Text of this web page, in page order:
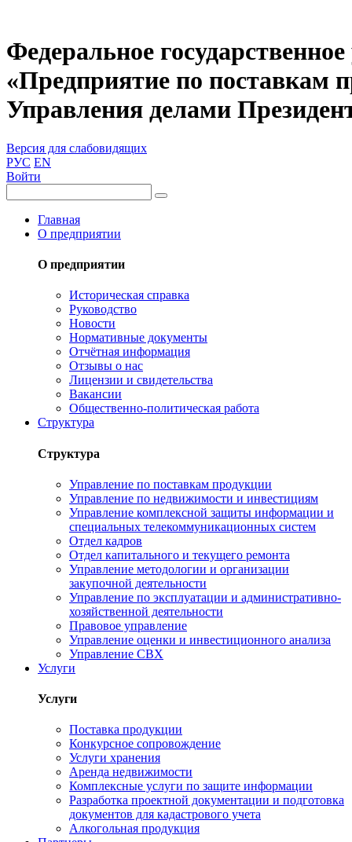
Федеральное
«Предприятие по поставкам
Управления делами
Версия для слабовидящих
РУС EN
Войти
Главная
О предприятии
О предприятии
Историческая справка
Руководство
Новости
Нормативные документы
Отчётная информация
Отзывы о нас
Лицензии и свидетельства
Вакансии
Общественно-политическая работа
Структура
Структура
Управление по поставкам продукции
Управление по недвижимости и инвестициям
Управление комплексной защиты информации и
специальных телекоммуникационных систем
Отдел кадров
Отдел капитального и текущего ремонта
Управление методологии и организации
закупочной деятельности
Управление по эксплуатации и административно-
хозяйственной деятельности
Правовое управление
Управление оценки и инвестиционного анализа
Управление СВХ
Услуги
Услуги
Поставка продукции
Конкурсное сопровождение
Услуги хранения
Аренда недвижимости
Комплексные услуги по защите информации
Разработка проектной документации и подготовка
документов для кадастрового учета
Алкогольная продукция